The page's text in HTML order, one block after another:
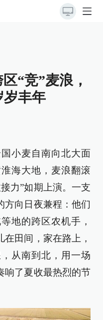
“竞”麦浪，
岁丰年
小麦自南向北大面
海大地，麦浪翻滚
力”如期上演。一支
方向日夜兼程：他们
地的跨区农机手，
在田间，家在路上，
从南到北，用一场
响了夏收最热烈的节